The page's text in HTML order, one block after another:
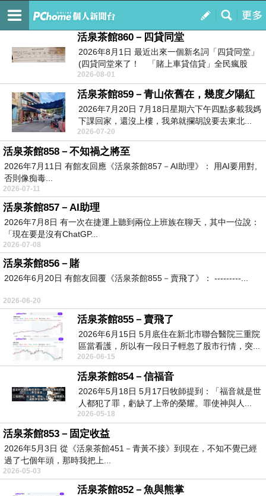
我的
訂閱
活泉茶館
活泉茶館860－四貸同堂
2026年8月1日 最近出來一個新名詞「四貸同堂」
(四貸同堂來了！ 「賭上車貸信貸」全民瘋股
藏...
2026-08-01
活泉茶館859－青山依舊在，幾度夕陽紅
2026年7月20日 7月18日星期六下午四點多載我媽
下課回家，還沒上樓，我弟就攔胡說要去東北...
2026-07-20
活泉茶館858－不知禍之將至
2026年7月11日 有館友回應《活泉茶館857－AI助理》： 用AI要用對,
否則像痴毒...
2026-07-11
活泉茶館857－AI助理
2026年7月8日 有一次在捷運上聽到兩位上班族在聊天，其中一位說：
「現在要是沒有ChatGP...
2026-07-08
活泉茶館856－賭
2026年6月20日 有館友回覆《活泉茶館855－賣飛了》： ---------...
2026-06-20
活泉茶館855－賣飛了
2026年6月15日 5月底住在新北市聯合醫院三重院
區當看護，所以有一段日子輕忽了股市行情，突...
2026-06-15
活泉茶館854－信福音
2026年5月18日 5月17日牧師提到：「福音就是世
人都犯了罪，虧缺了上帝的榮耀。罪使神與人...
2026-05-18
活泉茶館853－固定收益
2026年5月3日 從《活泉茶館451－青黃不接》到現在，不知不覺已經
過了七個年頭，那時我把上...
2026-05-03
活泉茶館852－魚與熊掌